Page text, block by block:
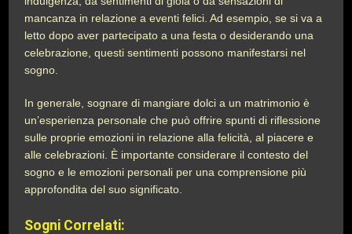
mancanza in relazione a eventi felici. Ad esempio, se si va a
letto dopo aver partecipato a una festa o desiderando una
celebrazione, questi sentimenti possono manifestarsi nel
sogno.
In generale, sognare di mangiare dolci a un matrimonio è
un’esperienza personale che può offrire spunti di riflessione
sulle proprie emozioni in relazione alla felicità, al piacere e
alle celebrazioni. È importante considerare il contesto del
sogno e le emozioni personali per una comprensione più
approfondita del suo significato.
Sogni Correlati: